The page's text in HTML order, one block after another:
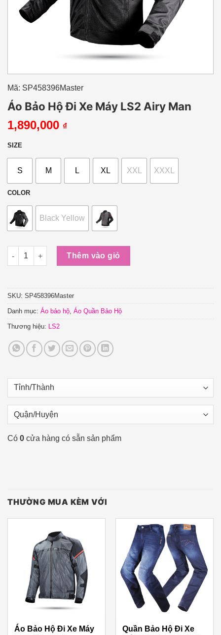
Mã: SP458396Master
Áo Bảo Hộ Đi Xe Máy LS2 Airy Man
1,890,000 ₫
SIZE
S M L XL XXL XXXL
COLOR
Black Yellow
Áo Bảo Hộ Đi Xe Máy LS2 Airy Man số lượng
Thêm vào giỏ
SKU: SP458396Master
Danh mục: Áo bảo hộ Áo Quần Bảo Hộ
Thương hiệu: LS2
Có 0 cửa hàng có sẵn sản phẩm
THƯỜNG MUA KÈM VỚI
Áo Bảo Hộ Đi Xe Máy
Quần Bảo Hộ Đi Xe